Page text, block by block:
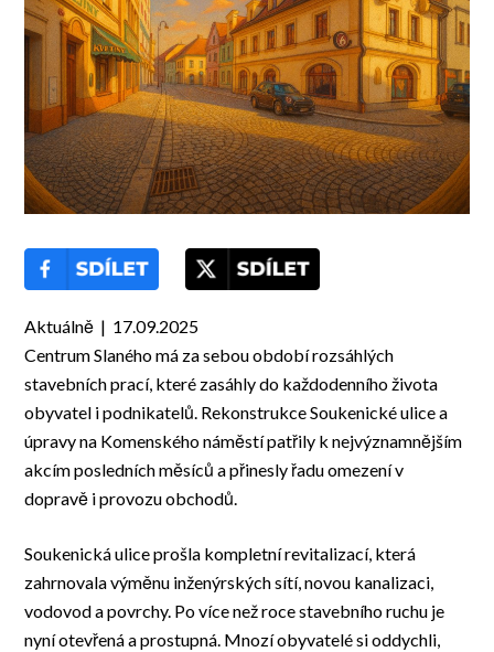
Aktuálně | 17.09.2025
Centrum Slaného má za sebou období rozsáhlých
stavebních prací, které zasáhly do každodenního života
obyvatel i podnikatelů. Rekonstrukce Soukenické ulice a
úpravy na Komenského náměstí patřily k nejvýznamnějším
akcím posledních měsíců a přinesly řadu omezení v
dopravě i provozu obchodů.
Soukenická ulice prošla kompletní revitalizací, která
zahrnovala výměnu inženýrských sítí, novou kanalizaci,
vodovod a povrchy. Po více než roce stavebního ruchu je
nyní otevřená a prostupná. Mnozí obyvatelé si oddychli,